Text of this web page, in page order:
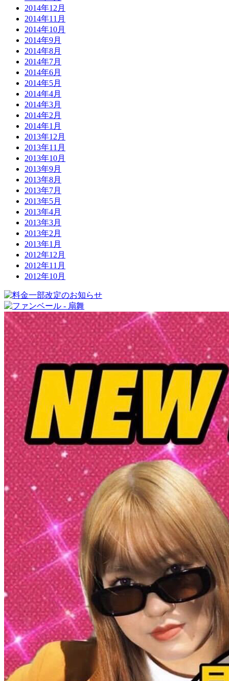
2014年12月
2014年11月
2014年10月
2014年9月
2014年8月
2014年7月
2014年6月
2014年5月
2014年4月
2014年3月
2014年2月
2014年1月
2013年12月
2013年11月
2013年10月
2013年9月
2013年8月
2013年7月
2013年5月
2013年4月
2013年3月
2013年2月
2013年1月
2012年12月
2012年11月
2012年10月